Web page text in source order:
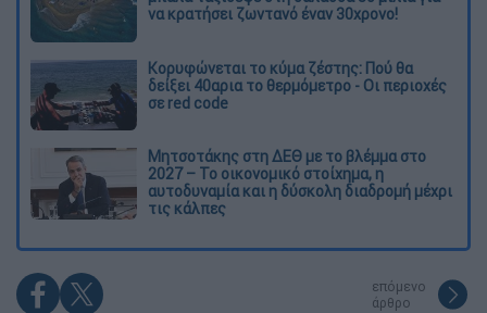
να κρατήσει ζωντανό έναν 30χρονο!
Κορυφώνεται το κύμα ζέστης: Πού θα
δείξει 40αρια το θερμόμετρο - Οι περιοχές
σε red code
Μητσοτάκης στη ΔΕΘ με το βλέμμα στο
2027 – Το οικονομικό στοίχημα, η
αυτοδυναμία και η δύσκολη διαδρομή μέχρι
τις κάλπες
επόμενο
άρθρο